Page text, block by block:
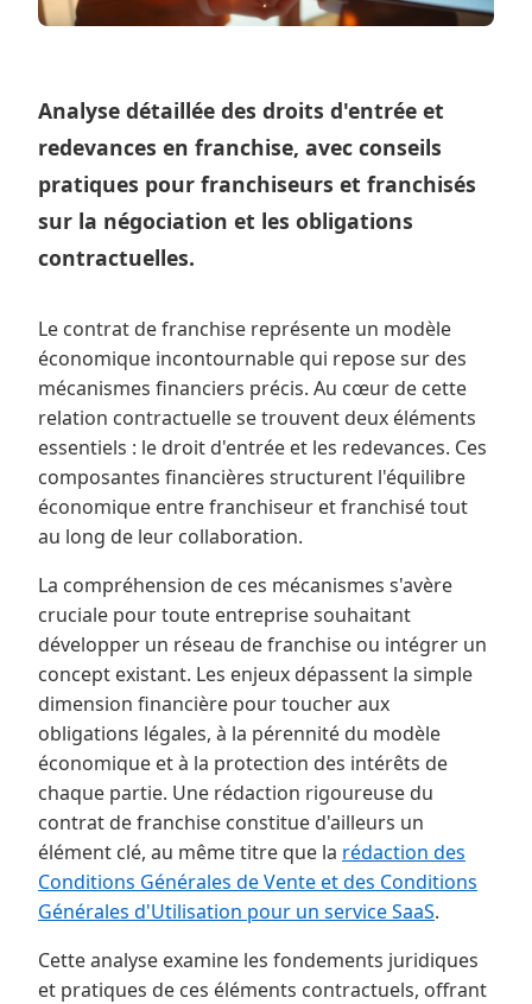
Analyse détaillée des droits d'entrée et
redevances en franchise, avec conseils
pratiques pour franchiseurs et franchisés
sur la négociation et les obligations
contractuelles.
Le contrat de franchise représente un modèle
économique incontournable qui repose sur des
mécanismes financiers précis. Au cœur de cette
relation contractuelle se trouvent deux éléments
essentiels : le droit d'entrée et les redevances. Ces
composantes financières structurent l'équilibre
économique entre franchiseur et franchisé tout
au long de leur collaboration.
La compréhension de ces mécanismes s'avère
cruciale pour toute entreprise souhaitant
développer un réseau de franchise ou intégrer un
concept existant. Les enjeux dépassent la simple
dimension financière pour toucher aux
obligations légales, à la pérennité du modèle
économique et à la protection des intérêts de
chaque partie. Une rédaction rigoureuse du
contrat de franchise constitue d'ailleurs un
élément clé, au même titre que la rédaction des
Conditions Générales de Vente et des Conditions
Générales d'Utilisation pour un service SaaS.
Cette analyse examine les fondements juridiques
et pratiques de ces éléments contractuels, offrant